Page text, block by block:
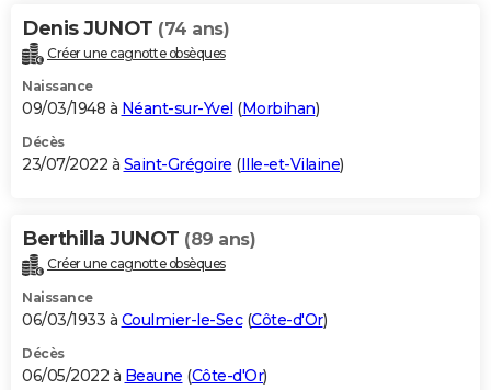
Denis JUNOT (74 ans)
Créer une cagnotte obsèques
Naissance
09/03/1948 à Néant-sur-Yvel (Morbihan)
Décès
23/07/2022 à Saint-Grégoire (Ille-et-Vilaine)
Berthilla JUNOT (89 ans)
Créer une cagnotte obsèques
Naissance
06/03/1933 à Coulmier-le-Sec(Côte-d'Or)
Décès
06/05/2022 à Beaune (Côte-d'Or)